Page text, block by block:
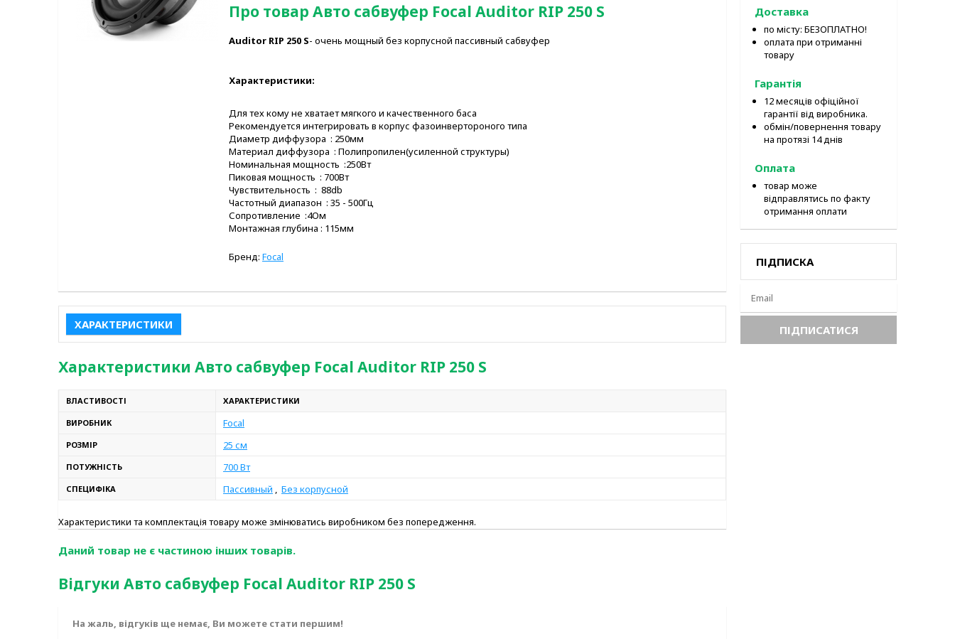
Про товар Авто сабвуфер Focal Auditor RIP 250 S
Auditor RIP 250 S- очень мощный без корпусной пассивный сабвуфер
Характеристики:
Для тех кому не хватает мягкого и качественного баса
Рекомендуется интегрировать в корпус фазоинвертороного типа
Диаметр диффузора : 250мм
Материал диффузора : Полипропилен(усиленной структуры)
Номинальная мощность :250Вт
Пиковая мощность : 700Вт
Чувствительность : 88db
Частотный диапазон : 35 - 500Гц
Сопротивление :4Ом
Монтажная глубина : 115мм
Бренд: Focal
ХАРАКТЕРИСТИКИ
Характеристики Авто сабвуфер Focal Auditor RIP 250 S
ВЛАСТИВОСТІ ХАРАКТЕРИСТИКИ
ВИРОБНИК Focal
РОЗМІР 25 см
ПОТУЖНІСТЬ 700 Вт
СПЕЦИФІКА Пассивный , Без корпусной
Характеристики та комплектація товару може змінюватись виробником без попередження.
Даний товар не є частиною інших товарів.
Відгуки Авто сабвуфер Focal Auditor RIP 250 S
На жаль, відгуків ще немає, Ви можете стати першим!
Доставка
по місту: БЕЗОПЛАТНО!
оплата при отриманні
товару
Гарантія
12 месяців офіційної
гарантії від виробника.
обмін/повернення товару
на протязі 14 днів
Оплата
товар може
відправлятись по факту
отримання оплати
ПІДПИСКА